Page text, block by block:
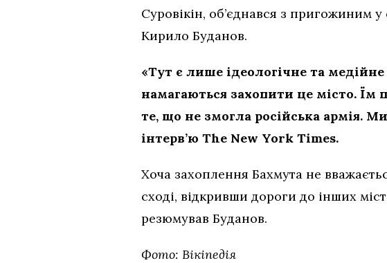
Суровікін, об’єднався з пригожиним
Кирило Буданов.
«Тут є лише ідеологічне та
намагаються захопити це місто.
те, що не змогла російська армія.
інтерв’ю The New York Times.
Хоча захоплення Бахмута не
сході, відкривши дороги до інших
резюмував Буданов.
Фото: Вікіпедія